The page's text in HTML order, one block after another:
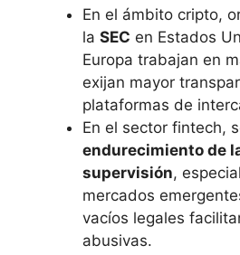
En el ámbito cripto,
la SEC en Estados
Europa trabajan en
exijan mayor
plataformas de
En el sector fintech,
endurecimiento de
supervisión,
mercados
vacíos legales
abusivas.